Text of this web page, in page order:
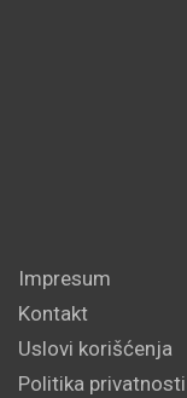
Impresum
Kontakt
Uslovi korišćenja
Politika privatnosti